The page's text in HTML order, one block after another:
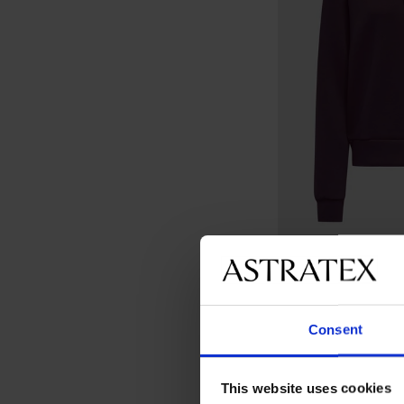
Consent
This website uses cookies
ONLY Play Lounge